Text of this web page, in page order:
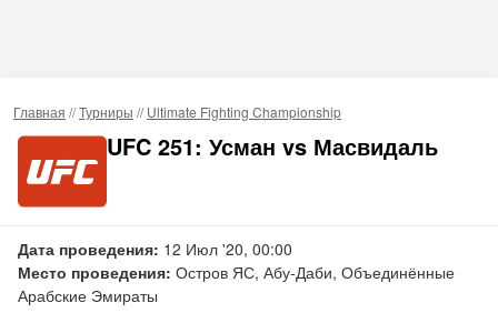
Главная //Турниры //Ultimate Fighting Championship
UFC 251: Усман vs Масвидаль
Дата проведения: 12 Июл '20, 00:00
Место проведения: Остров ЯС, Абу-Даби, Объединённые
Арабские Эмираты